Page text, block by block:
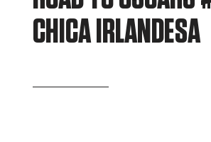
CHICA IRLANDESA